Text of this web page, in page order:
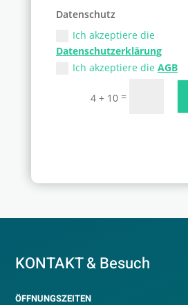
Datenschutz
Ich akzeptiere die
Datenschutzerklärung
Ich akzeptiere die AGB
4 + 10 =
KONTAKT & Besuch
ÖFFNUNGSZEITEN